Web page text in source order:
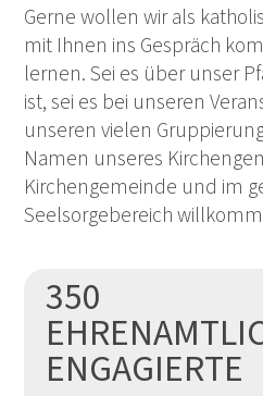
Gerne wollen wir als
mit Ihnen ins Gespräch
lernen. Sei es über unser
ist, sei es bei unseren
unseren vielen
Namen unseres
Kirchengemeinde und im
Seelsorgebereich
350
ENGAGIERTE
Mehr